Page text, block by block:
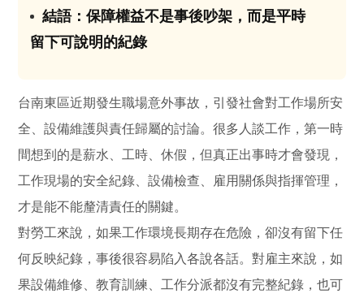
結語：保障權益不是事後吵架，而是平時
留下可說明的紀錄
台南東區近期發生職場意外事故，引發社會對工作場所安
全、設備維護與責任歸屬的討論。很多人談工作，第一時
間想到的是薪水、工時、休假，但真正出事時才會發現，
工作現場的安全紀錄、設備檢查、雇用關係與指揮管理，
才是能不能釐清責任的關鍵。
對勞工來說，如果工作環境長期存在危險，卻沒有留下任
何反映紀錄，事後很容易陷入各說各話。對雇主來說，如
果設備維修、教育訓練、工作分派都沒有完整紀錄，也可